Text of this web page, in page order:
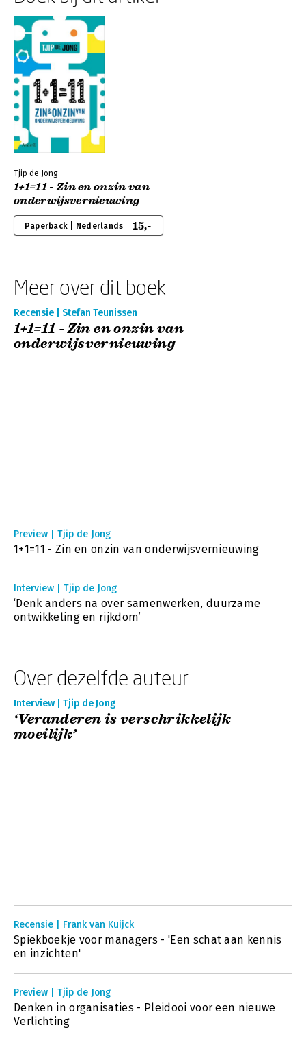
Tjip de Jong
1+1=11 - Zin en onzin van
onderwijsvernieuwing
Paperback | Nederlands 15,-
Meer over dit boek
Recensie | Stefan Teunissen
1+1=11 - Zin en onzin van
onderwijsvernieuwing
Preview | Tjip de Jong
1+1=11 - Zin en onzin van onderwijsvernieuwing
Interview | Tjip de Jong
‘Denk anders na over samenwerken, duurzame
ontwikkeling en rijkdom’
Over dezelfde auteur
Interview | Tjip de Jong
‘Veranderen is verschrikkelijk
moeilijk’
Recensie | Frank van Kuijck
Spiekboekje voor managers - 'Een schat aan kennis
en inzichten'
Preview | Tjip de Jong
Denken in organisaties - Pleidooi voor een nieuwe
Verlichting